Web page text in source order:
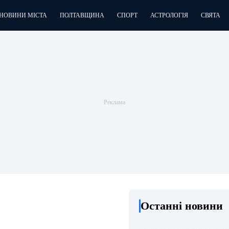
МІСТА ПОЛТАВЩИНА СПОРТ АСТРОЛОГІЯ СВЯТА
Останні новини